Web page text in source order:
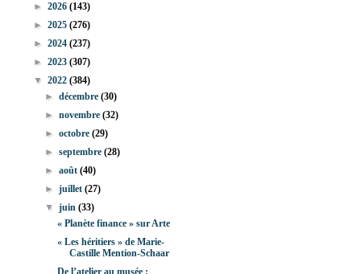
► 2026 (143)
► 2025 (276)
► 2024 (237)
► 2023 (307)
▼ 2022 (384)
►décembre(30)
►novembre(32)
►octobre(29)
►septembre(28)
►août(40)
►juillet(27)
▼juin(33)
« Planète finance » sur Arte
« Les héritiers » de Marie-
Castille Mention-Schaar
De l’atelier au musée :